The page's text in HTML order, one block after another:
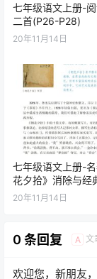
七年级语文上册-
二首(P26-P28)
20年11月14日
七年级语文上册-
花夕拾》消除与经
(P56-P62)
20年11月14日
0 条回复 A 文
欢迎您，新朋友